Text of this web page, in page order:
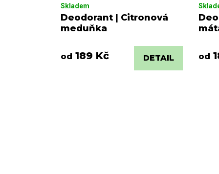
Deodorant | Citronová
meduňka
Skladem
od 189 Kč DETAIL od